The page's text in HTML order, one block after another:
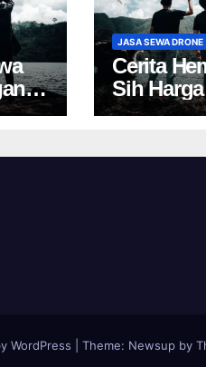
JASA SEWA DRONE
Cerita
Sih
WordPress Theme: Newsupby